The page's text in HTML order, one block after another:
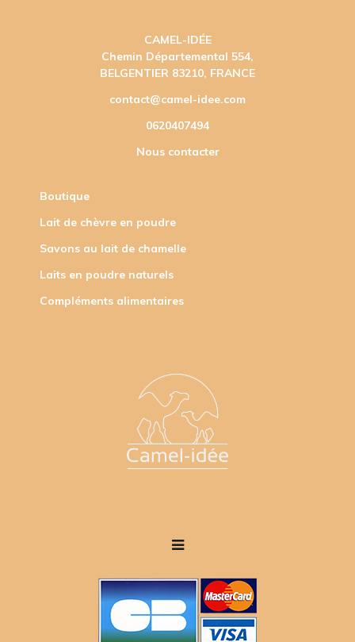
CAMEL-IDÉE
Chemin Départemental 554,
BELGENTIER 83210, FRANCE
contact@camel-idee.com
0620407494
Nous contacter
Boutique
Lait de chèvre en poudre
Savons au lait de chamelle
Laits en poudre naturels
Compléments alimentaires